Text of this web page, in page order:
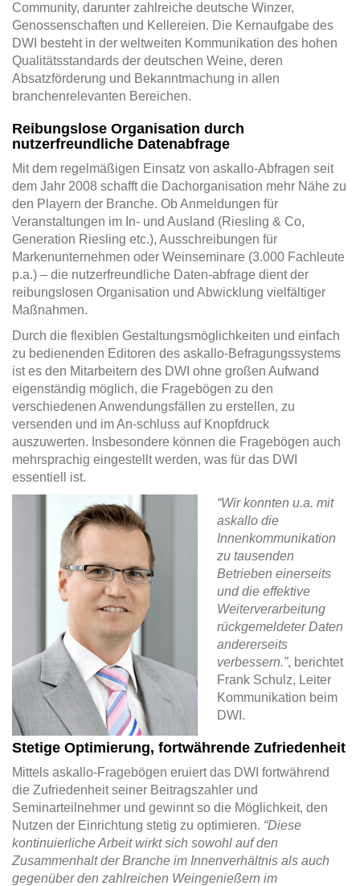
Community, darunter zahlreiche deutsche Winzer,
Genossenschaften und Kellereien. Die Kernaufgabe des
DWI besteht in der weltweiten Kommunikation des hohen
Qualitätsstandards der deutschen Weine, deren
Absatzförderung und Bekanntmachung in allen
branchenrelevanten Bereichen.
Reibungslose Organisation durch
nutzerfreundliche Datenabfrage
Mit dem regelmäßigen Einsatz von askallo-Abfragen seit
dem Jahr 2008 schafft die Dachorganisation mehr Nähe zu
den Playern der Branche. Ob Anmeldungen für
Veranstaltungen im In- und Ausland (Riesling & Co,
Generation Riesling etc.), Ausschreibungen für
Markenunternehmen oder Weinseminare (3.000 Fachleute
p.a.) – die nutzerfreundliche Daten-abfrage dient der
reibungslosen Organisation und Abwicklung vielfältiger
Maßnahmen.
Durch die flexiblen Gestaltungsmöglichkeiten und einfach
zu bedienenden Editoren des askallo-Befragungssystems
ist es den Mitarbeitern des DWI ohne großen Aufwand
eigenständig möglich, die Fragebögen zu den
verschiedenen Anwendungsfällen zu erstellen, zu
versenden und im An-schluss auf Knopfdruck
auszuwerten. Insbesondere können die Fragebögen auch
mehrsprachig eingestellt werden, was für das DWI
essentiell ist.
“Wir konnten u.a. mit
askallo die
Innenkommunikation
zu tausenden
Betrieben einerseits
und die effektive
Weiterverarbeitung
rückgemeldeter Daten
andererseits
verbessern.”, berichtet
Frank Schulz, Leiter
Kommunikation beim
DWI.
Stetige Optimierung, fortwährende Zufriedenheit
Mittels askallo-Fragebögen eruiert das DWI fortwährend
die Zufriedenheit seiner Beitragszahler und
Seminarteilnehmer und gewinnt so die Möglichkeit, den
Nutzen der Einrichtung stetig zu optimieren. “Diese
kontinuierliche Arbeit wirkt sich sowohl auf den
Zusammenhalt der Branche im Innenverhältnis als auch
gegenüber den zahlreichen Weingenießern im